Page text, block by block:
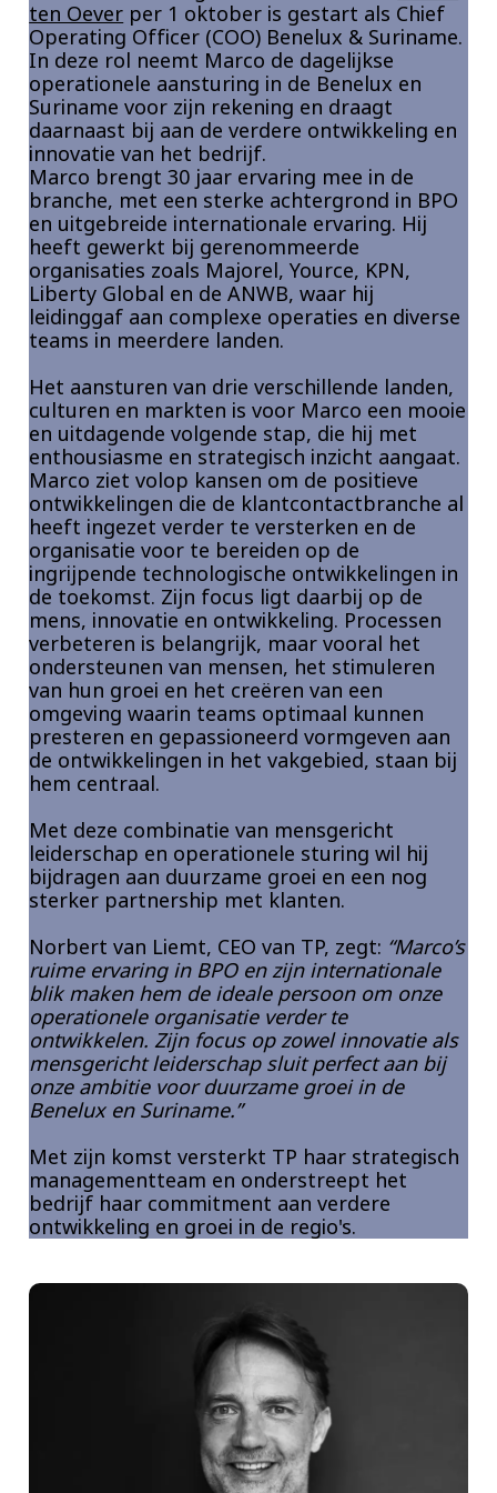
Insurance
Media
Retail and e-commerce
Technology
Travel, hospitality, and cargo
ten Oever per 1 oktober is gestart als Chief
Operating Officer (COO) Benelux & Suriname.
In deze rol neemt Marco de dagelijkse
operationele aansturing in de Benelux en
Suriname voor zijn rekening en draagt
daarnaast bij aan de verdere ontwikkeling en
innovatie van het bedrijf.
Marco brengt 30 jaar ervaring mee in de
branche, met een sterke achtergrond in BPO
en uitgebreide internationale ervaring. Hij
heeft gewerkt bij gerenommeerde
organisaties zoals Majorel, Yource, KPN,
Liberty Global en de ANWB, waar hij
leidinggaf aan complexe operaties en diverse
teams in meerdere landen.
Het aansturen van drie verschillende landen,
culturen en markten is voor Marco een mooie
en uitdagende volgende stap, die hij met
enthousiasme en strategisch inzicht aangaat.
Marco ziet volop kansen om de positieve
ontwikkelingen die de klantcontactbranche al
heeft ingezet verder te versterken en de
organisatie voor te bereiden op de
ingrijpende technologische ontwikkelingen in
de toekomst. Zijn focus ligt daarbij op de
mens, innovatie en ontwikkeling. Processen
verbeteren is belangrijk, maar vooral het
ondersteunen van mensen, het stimuleren
van hun groei en het creëren van een
omgeving waarin teams optimaal kunnen
presteren en gepassioneerd vormgeven aan
de ontwikkelingen in het vakgebied, staan bij
hem centraal.
Met deze combinatie van mensgericht
leiderschap en operationele sturing wil hij
bijdragen aan duurzame groei en een nog
sterker partnership met klanten.
Norbert van Liemt, CEO van TP, zegt: “Marco’s
ruime ervaring in BPO en zijn internationale
blik maken hem de ideale persoon om onze
operationele organisatie verder te
ontwikkelen. Zijn focus op zowel innovatie als
mensgericht leiderschap sluit perfect aan bij
onze ambitie voor duurzame groei in de
Benelux en Suriname.”
Met zijn komst versterkt TP haar strategisch
managementteam en onderstreept het
bedrijf haar commitment aan verdere
ontwikkeling en groei in de regio's.